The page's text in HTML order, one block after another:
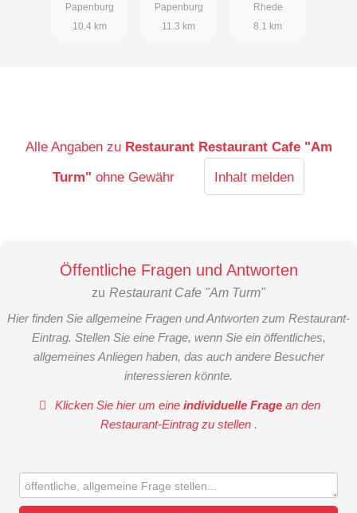
Papenburg
10.4 km
Papenburg
11.3 km
Rhede
8.1 km
Alle Angaben zu Restaurant Restaurant Cafe "Am
Turm" ohne Gewähr Inhalt melden
Öffentliche Fragen und Antworten
zu Restaurant Cafe "Am Turm"
Hier finden Sie allgemeine Fragen und Antworten zum Restaurant-
Eintrag. Stellen Sie eine Frage, wenn Sie ein öffentliches,
allgemeines Anliegen haben, das auch andere Besucher
interessieren könnte.
Klicken Sie hier um eineindividuelle Frage an den
Restaurant-Eintrag zu stellen .